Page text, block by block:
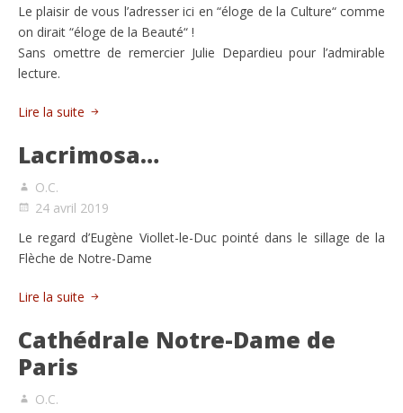
Le plaisir de vous l’adresser ici en “éloge de la Culture“ comme
on dirait “éloge de la Beauté“ !
Sans omettre de remercier Julie Depardieu pour l’admirable
lecture.
Lire la suite
Lacrimosa…
O.C.
24 avril 2019
Le regard d’Eugène Viollet-le-Duc pointé dans le sillage de la
Flèche de Notre-Dame
Lire la suite
Cathédrale Notre-Dame de
Paris
O.C.